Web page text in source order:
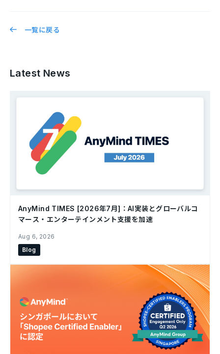
一覧に戻る
Latest News
AnyMind TIMES [2026年7月]：AI実装とグローバルコ
マース・エンターテインメント支援を加速
Aug 6, 2026
Blog